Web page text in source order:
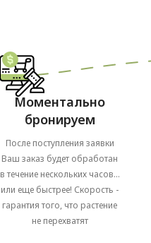
Моментально
бронируем
После поступления заявки
Ваш заказ будет обработан
в течение нескольких часов...
или еще быстрее! Скорость -
гарантия того, что растение
не перехватят